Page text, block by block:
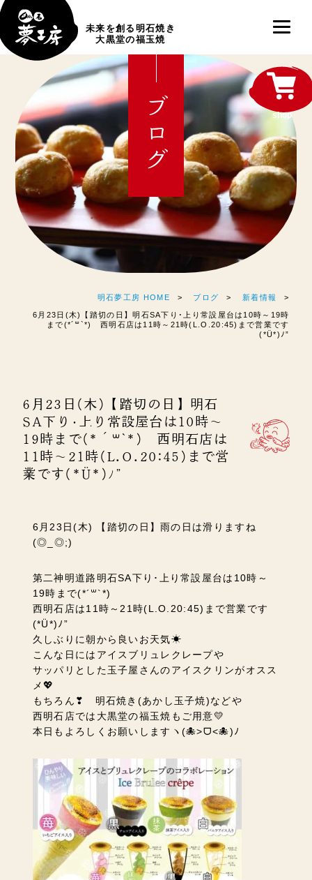
未来を創る明石焼き
大黒堂の福玉焼
ブログ
明石夢工房 HOME ブログ 新着情報
6月23日(木)【踏切の日】明石SA下り･上り常設屋台は10時～19時
まで(*´꒳`*) 西明石店は11時～21時(L.O.20:45)まで営業です
(*Ü*)ﾉ”
6月23日(木)【踏切の日】明石
SA下り･上り常設屋台は10時～
19時まで(*´꒳`*) 西明石店は
11時～21時(L.O.20:45)まで営
業です(*Ü*)ﾉ”
6月23日(木) 【踏切の日】雨の日は滑りますね
(◎_◎;)
第二神明道路明石SA下り･上り常設屋台は10時～
19時まで(*´꒳`*)
西明石店は11時～21時(L.O.20:45)まで営業です
(*Ü*)ﾉ”
久しぶりに朝から良いお天気☀
こんな日にはアイスブリュレクレープや
サッパリとした玉子屋さんのアイスクリンがオスス
メ💖
もちろん❣ 明石焼き(あかし玉子焼)などや
西明石店では大黒堂の福玉焼もご用意💛
本日もよろしくお願いしますヽ(🐙˃ᗜ˂🐙)ﾉ
shop